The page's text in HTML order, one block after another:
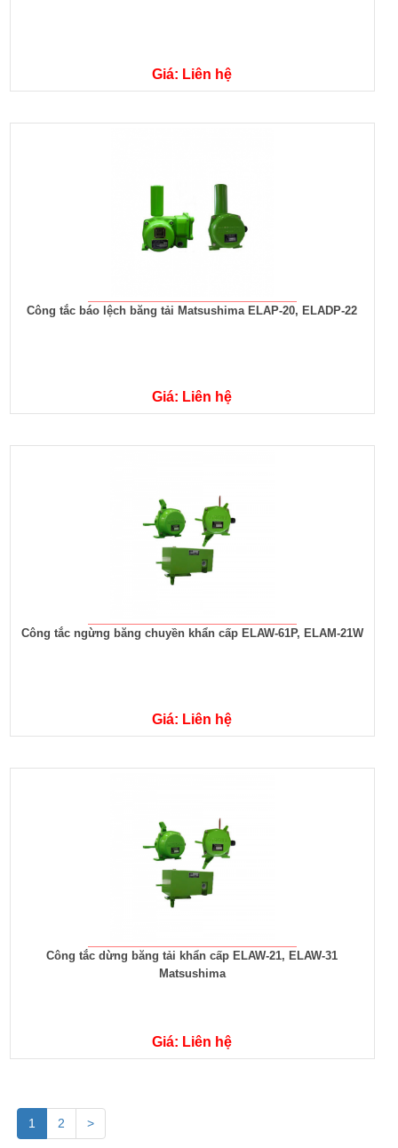
Giá: Liên hệ
Công tắc báo lệch băng tải Matsushima ELAP-20, ELADP-22
Giá: Liên hệ
Công tắc ngừng băng chuyền khẩn cấp ELAW-61P, ELAM-21W
Giá: Liên hệ
Công tắc dừng băng tải khẩn cấp ELAW-21, ELAW-31
Matsushima
Giá: Liên hệ
1 2 >